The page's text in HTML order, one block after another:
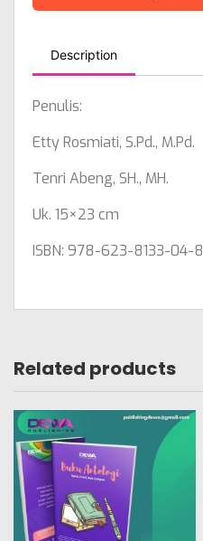
Description
Penulis:
Etty Rosmiati, S.Pd., M.Pd.
Tenri Abeng, SH., MH.
Uk. 15×23 cm
ISBN: 978-623-8133-04-8
Related products